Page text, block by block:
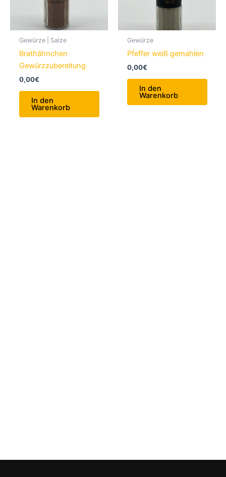
Gewürze | Salze
Brathähnchen
Gewürzzubereitung
0,00€
In den
Warenkorb
Gewürze
Pfeffer weiß gemahlen
0,00€
In den
Warenkorb